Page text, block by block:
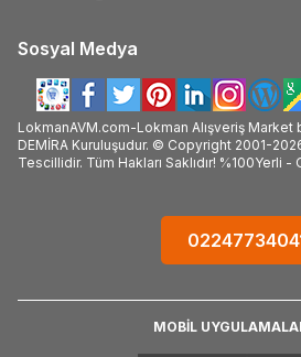
Sosyal Medya
LokmanAVM.com-Lokman Alışveriş Market
DEMİRA Kuruluşudur. © Copyright 2001-
Tescillidir. Tüm Hakları Saklıdır! %100Yerli
MOBİL